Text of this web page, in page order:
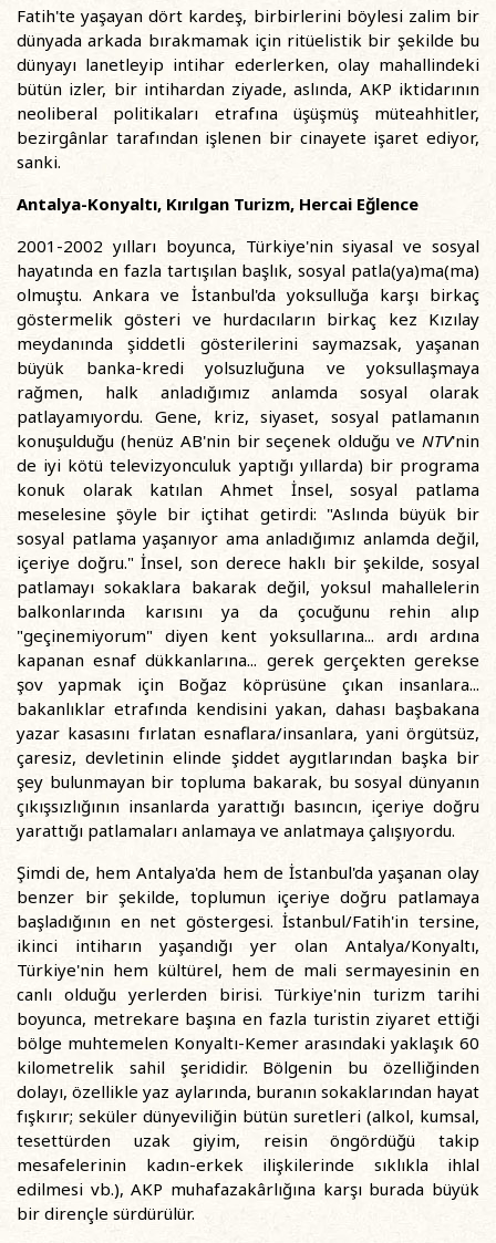
Fatih'te yaşayan dört kardeş, birbirlerini böylesi zalim bir
dünyada arkada bırakmamak için ritüelistik bir şekilde bu
dünyayı lanetleyip intihar ederlerken, olay mahallindeki
bütün izler, bir intihardan ziyade, aslında, AKP iktidarının
neoliberal politikaları etrafına üşüşmüş müteahhitler,
bezirgânlar tarafından işlenen bir cinayete işaret ediyor,
sanki.
Antalya-Konyaltı, Kırılgan Turizm, Hercai Eğlence
2001-2002 yılları boyunca, Türkiye'nin siyasal ve sosyal
hayatında en fazla tartışılan başlık, sosyal patla(ya)ma(ma)
olmuştu. Ankara ve İstanbul'da yoksulluğa karşı birkaç
göstermelik gösteri ve hurdacıların birkaç kez Kızılay
meydanında şiddetli gösterilerini saymazsak, yaşanan
büyük banka-kredi yolsuzluğuna ve yoksullaşmaya
rağmen, halk anladığımız anlamda sosyal olarak
patlayamıyordu. Gene, kriz, siyaset, sosyal patlamanın
konuşulduğu (henüz AB'nin bir seçenek olduğu ve NTV'nin
de iyi kötü televizyonculuk yaptığı yıllarda) bir programa
konuk olarak katılan Ahmet İnsel, sosyal patlama
meselesine şöyle bir içtihat getirdi: "Aslında büyük bir
sosyal patlama yaşanıyor ama anladığımız anlamda değil,
içeriye doğru." İnsel, son derece haklı bir şekilde, sosyal
patlamayı sokaklara bakarak değil, yoksul mahallelerin
balkonlarında karısını ya da çocuğunu rehin alıp
"geçinemiyorum" diyen kent yoksullarına... ardı ardına
kapanan esnaf dükkanlarına... gerek gerçekten gerekse
şov yapmak için Boğaz köprüsüne çıkan insanlara...
bakanlıklar etrafında kendisini yakan, dahası başbakana
yazar kasasını fırlatan esnaflara/insanlara, yani örgütsüz,
çaresiz, devletinin elinde şiddet aygıtlarından başka bir
şey bulunmayan bir topluma bakarak, bu sosyal dünyanın
çıkışsızlığının insanlarda yarattığı basıncın, içeriye doğru
yarattığı patlamaları anlamaya ve anlatmaya çalışıyordu.
Şimdi de, hem Antalya'da hem de İstanbul'da yaşanan olay
benzer bir şekilde, toplumun içeriye doğru patlamaya
başladığının en net göstergesi. İstanbul/Fatih'in tersine,
ikinci intiharın yaşandığı yer olan Antalya/Konyaltı,
Türkiye'nin hem kültürel, hem de mali sermayesinin en
canlı olduğu yerlerden birisi. Türkiye'nin turizm tarihi
boyunca, metrekare başına en fazla turistin ziyaret ettiği
bölge muhtemelen Konyaltı-Kemer arasındaki yaklaşık 60
kilometrelik sahil şerididir. Bölgenin bu özelliğinden
dolayı, özellikle yaz aylarında, buranın sokaklarından hayat
fışkırır; seküler dünyeviliğin bütün suretleri (alkol, kumsal,
tesettürden uzak giyim, reisin öngördüğü takip
mesafelerinin kadın-erkek ilişkilerinde sıklıkla ihlal
edilmesi vb.), AKP muhafazakârlığına karşı burada büyük
bir dirençle sürdürülür.